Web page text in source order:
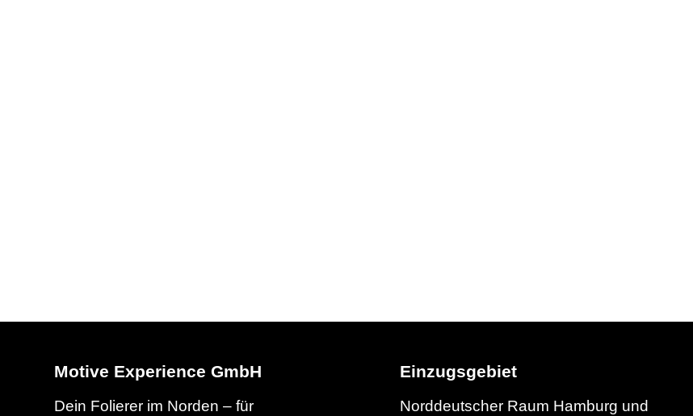
Motive Experience GmbH
Dein Folierer im Norden – für
Einzugsgebiet
Norddeutscher Raum Hamburg und